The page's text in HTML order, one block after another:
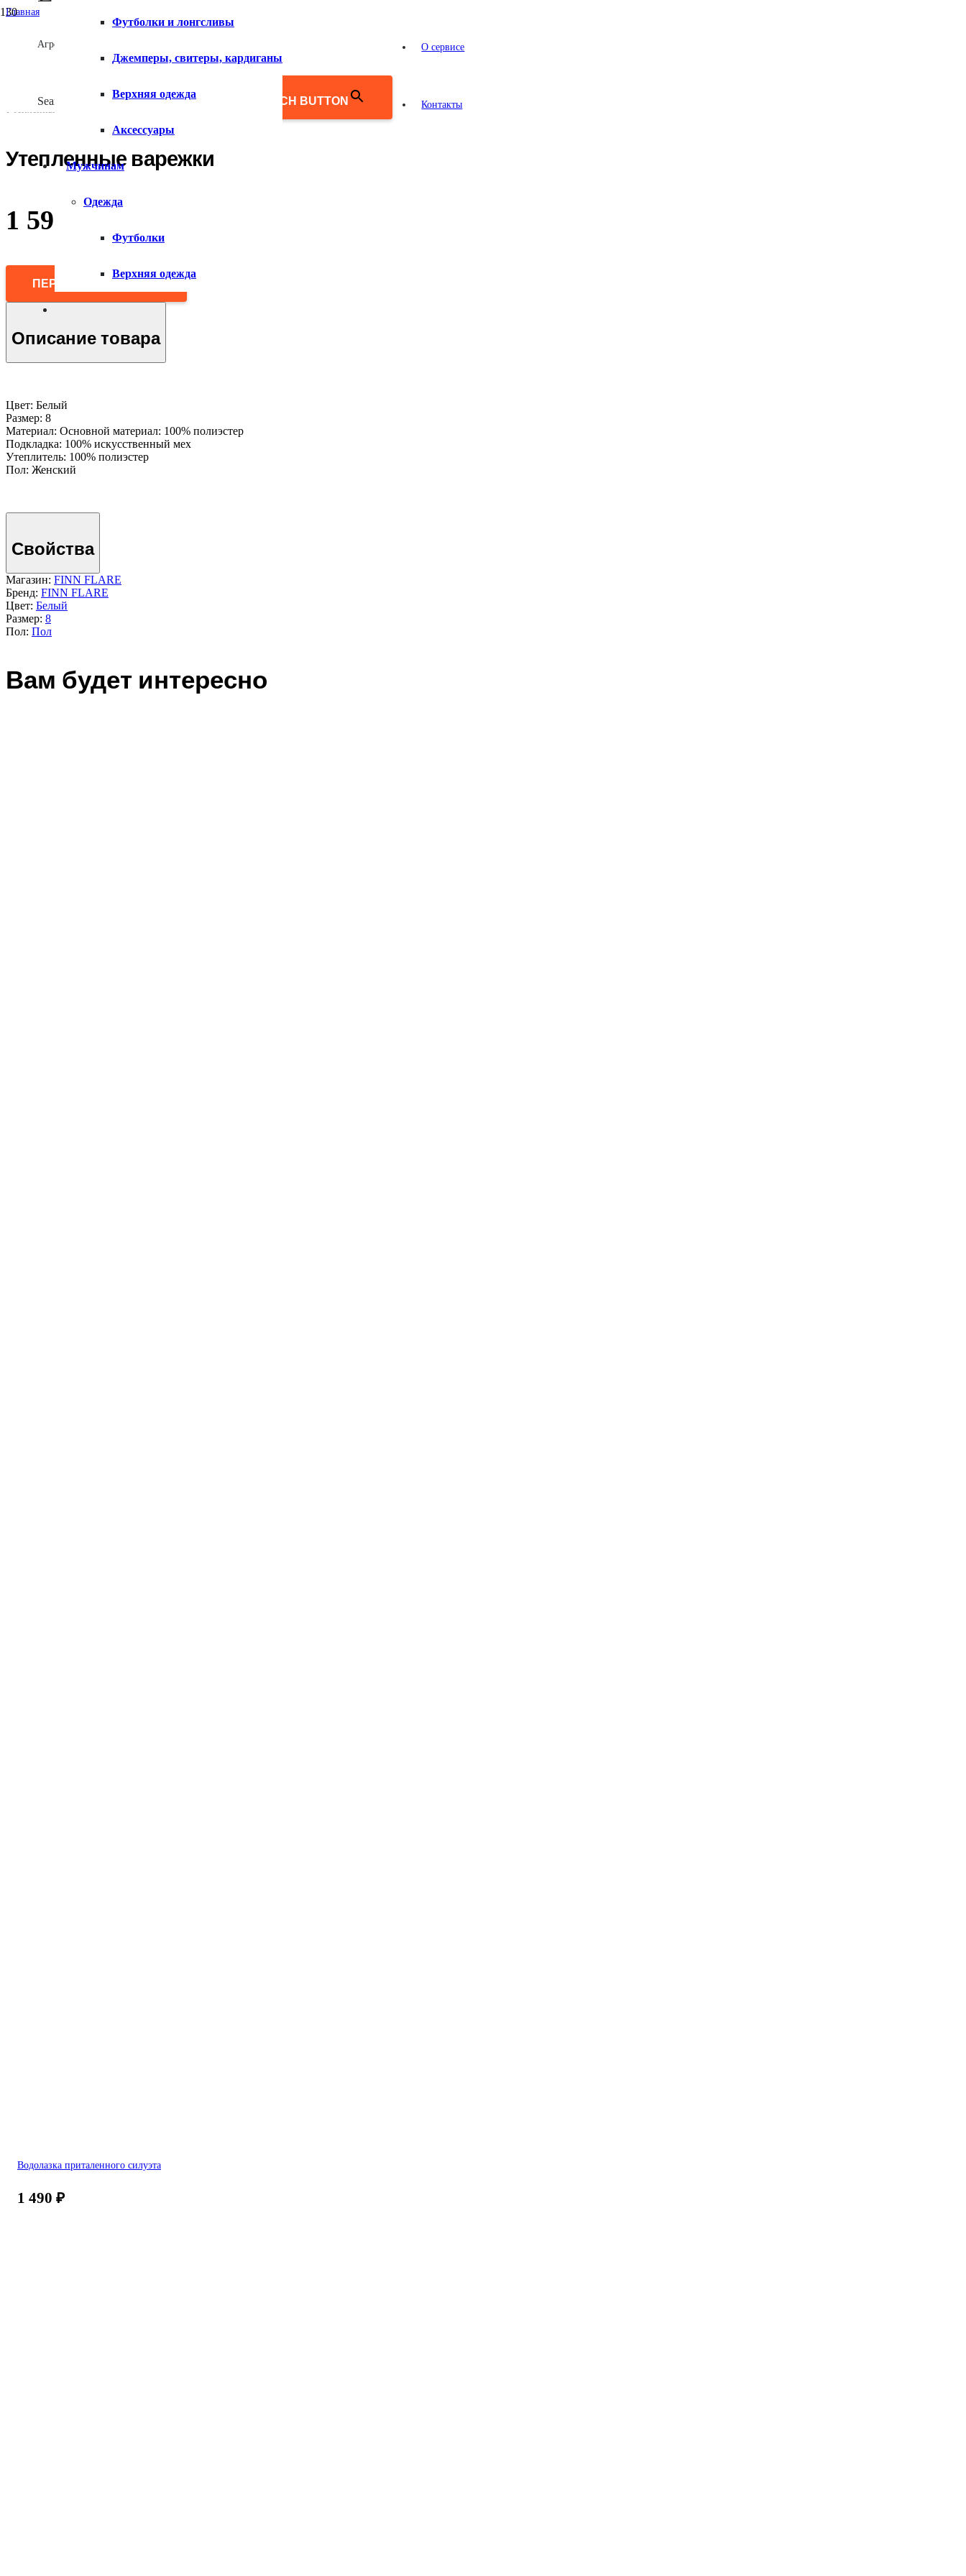
Агрегатор товаров
Search for: SEARCH BUTTON
О сервисе
Контакты
Футболки и лонгсливы
Джемперы, свитеры, кардиганы
Верхняя одежда
Аксессуары
Мужчинам
Одежда
Футболки
Верхняя одежда
Главная
Утепленные варежки
1 590
ПЕРЕЙТИ В МАГАЗИН
Описание товара
Цвет: Белый
Размер: 8
Материал: Основной материал: 100% полиэстер
Подкладка: 100% искусственный мех
Утеплитель: 100% полиэстер
Пол: Женский
Свойства
Магазин: FINN FLARE
Бренд: FINN FLARE
Цвет: Белый
Размер: 8
Пол: Пол
Вам будет интересно
Водолазка приталенного силуэта
1 490 ₽